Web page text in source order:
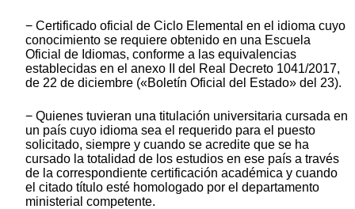
− Certificado oficial de Ciclo Elemental en el idioma cuyo
conocimiento se requiere obtenido en una Escuela
Oficial de Idiomas, conforme a las equivalencias
establecidas en el anexo II del Real Decreto 1041/2017,
de 22 de diciembre («Boletín Oficial del Estado» del 23).
− Quienes tuvieran una titulación universitaria cursada en
un país cuyo idioma sea el requerido para el puesto
solicitado, siempre y cuando se acredite que se ha
cursado la totalidad de los estudios en ese país a través
de la correspondiente certificación académica y cuando
el citado título esté homologado por el departamento
ministerial competente.